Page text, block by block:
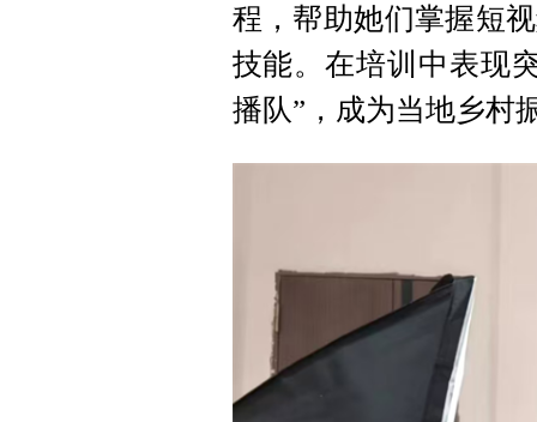
程，帮助她们掌握短
技能。在培训中表现
播队”，成为当地乡村